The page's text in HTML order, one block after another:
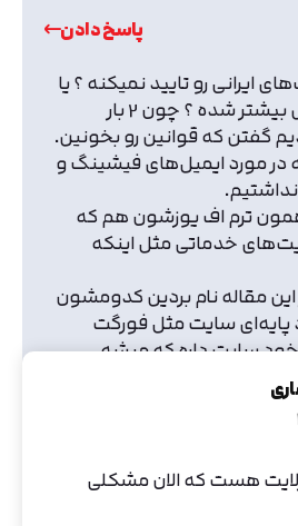
پاسخ دادن
رو تایید نمیکنه ؟ یا
فقط سختگیری‌هاش بیشتر شده ؟ چون 2 بار
گفتن که قوانین رو بخونین.
در مورد ایمیل‌های فیشینگ و
ترم اف یوزشون هم که
خدماتی مثل اینکه
مقاله نام بردین کدومشون
پایه‌ای سایت مثل فورگت
سایت داره که میشه
هست که الان مشکلی